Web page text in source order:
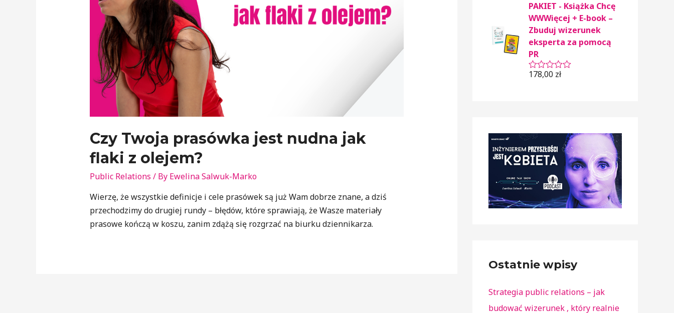
Czy Twoja prasówka jest nudna jak
flaki z olejem?
Public Relations / By Ewelina Salwuk-Marko
Wierzę, że wszystkie definicje i cele prasówek są już Wam dobrze znane, a dziś
przechodzimy do drugiej rundy – błędów, które sprawiają, że Wasze materiały
prasowe kończą w koszu, zanim zdążą się rozgrzać na biurku dziennikarza.
a
5
n
i
n
o
n
a
5
PAKIET - Książka Chcę
WWWięcej + E-book –
Zbuduj wizerunek
eksperta za pomocą
PR
O
o
0
n
a
5
178,00 zł
Ostatnie wpisy
Strategia public relations – jak
budować wizerunek , który realnie